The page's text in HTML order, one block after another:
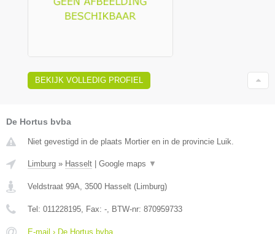
BEKIJK VOLLEDIG PROFIEL
De Hortus bvba
Niet gevestigd in de plaats Mortier en in de provincie Luik.
Limburg » Hasselt Google maps ▼
Veldstraat 99A, 3500 Hasselt (Limburg)
Tel: 011228195, Fax: -, BTW-nr: 870959733
E-mail › De Hortus bvba